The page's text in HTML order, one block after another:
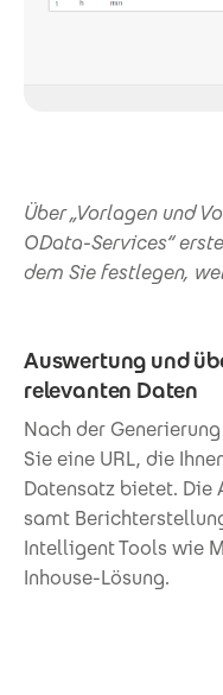
Über „Vorlagen und
OData-Services“
dem Sie festlegen,
Auswertung und
relevanten Daten
Nach der
Sie eine URL, die
Datensatz bietet. Die
samt
Intelligent Tools wie
Inhouse-Lösung.